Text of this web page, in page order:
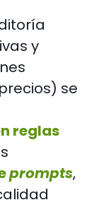
y
se
reglas
prompts,